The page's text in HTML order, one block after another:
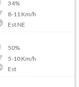
34%
8-11 Km/h
Est NE
50%
5-10Km/h
Est